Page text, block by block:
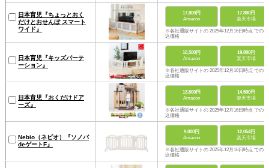
日本育児『ちょっとおく
だけとおせんぼ スマート
ワイド』
17,800円
Amazon
17,800円
楽天市場
※各社通販サイトの 2025年12月16日時点 での税
込価格
日本育児『キッズパーテ
ーション』
16,500円
Amazon
19,800円
楽天市場
※各社通販サイトの 2025年12月16日時点 での税
込価格
日本育児『おくだけドア
ーズ』
13,500円
Amazon
14,500円
楽天市場
※各社通販サイトの 2025年12月16日時点 での税
込価格
Nebio（ネビオ）『ソノバ
deゲートF』
9,800円
Amazon
12,054円
楽天市場
※各社通販サイトの 2025年12月16日時点 での税
込価格